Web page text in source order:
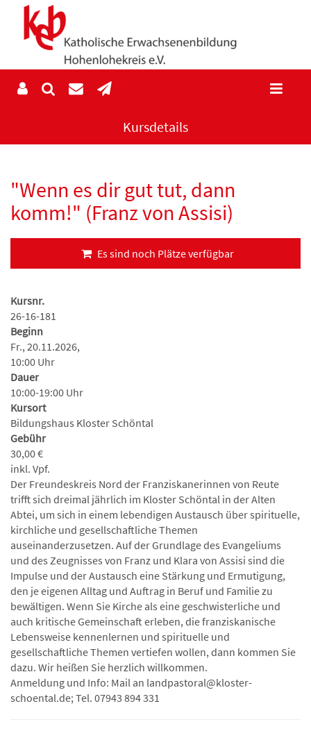
Kursdetails
"Wenn es dir gut tut, dann
komm!" (Franz von Assisi)
Es sind noch Plätze verfügbar
Kursnr.
26-16-181
Beginn
Fr., 20.11.2026,
10:00 Uhr
Dauer
10:00-19:00 Uhr
Kursort
Bildungshaus Kloster Schöntal
Gebühr
30,00 €
inkl. Vpf.
Der Freundeskreis Nord der Franziskanerinnen von Reute
trifft sich dreimal jährlich im Kloster Schöntal in der Alten
Abtei, um sich in einem lebendigen Austausch über spirituelle,
kirchliche und gesellschaftliche Themen
auseinanderzusetzen. Auf der Grundlage des Evangeliums
und des Zeugnisses von Franz und Klara von Assisi sind die
Impulse und der Austausch eine Stärkung und Ermutigung,
den je eigenen Alltag und Auftrag in Beruf und Familie zu
bewältigen. Wenn Sie Kirche als eine geschwisterliche und
auch kritische Gemeinschaft erleben, die franziskanische
Lebensweise kennenlernen und spirituelle und
gesellschaftliche Themen vertiefen wollen, dann kommen Sie
dazu. Wir heißen Sie herzlich willkommen.
Anmeldung und Info: Mail an landpastoral@kloster-
schoental.de; Tel. 07943 894 331